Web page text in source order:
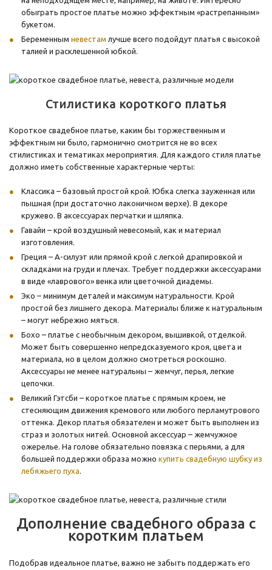
обыграть простое платье можно эффектным «растрепанным»
букетом.
Беременным невестам лучше всего подойдут платья с высокой
талией и расклешенной юбкой.
Стилистика короткого платья
Короткое свадебное платье, каким бы торжественным и
эффектным ни было, гармонично смотрится не во всех
стилистиках и тематиках мероприятия. Для каждого стиля платье
должно иметь собственные характерные черты:
Классика – базовый простой крой. Юбка слегка зауженная или
пышная (при достаточно лаконичном верхе). В декоре
кружево. В аксессуарах перчатки и шляпка.
Гавайи – крой воздушный невесомый, как и материал
изготовления.
Греция – А-силуэт или прямой крой с легкой драпировкой и
складками на груди и плечах. Требует поддержки аксессуарами
в виде «лаврового» венка или цветочной диадемы.
Эко – минимум деталей и максимум натуральности. Крой
простой без лишнего декора. Материалы ближе к натуральным
– могут небрежно мяться.
Бохо – платье с необычным декором, вышивкой, отделкой.
Может быть совершенно непредсказуемого кроя, цвета и
материала, но в целом должно смотреться роскошно.
Аксессуары не менее натуральны – жемчуг, перья, легкие
цепочки.
Великий Гэтсби – короткое платье с прямым кроем, не
стесняющим движения кремового или любого перламутрового
оттенка. Декор платья обязателен и может быть выполнен из
страз и золотых нитей. Основной аксессуар – жемчужное
ожерелье. На голове обязательно повязка с перьями, а для
большей поддержки образа можно купить свадебную шубку из
лебяжьего пуха.
Дополнение свадебного образа с
коротким платьем
Подобрав идеальное платье, важно не забыть поддержать его